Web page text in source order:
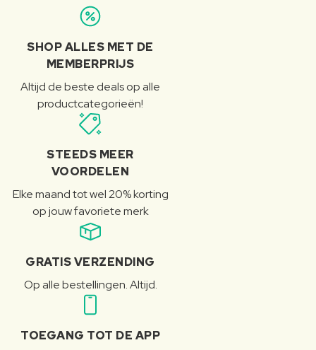
SHOP ALLES MET DE
MEMBERPRIJS
Altijd de beste deals op alle
productcategorieën!
STEEDS MEER
VOORDELEN
Elke maand tot wel 20% korting
op jouw favoriete merk
GRATIS VERZENDING
Op alle bestellingen. Altijd.
TOEGANG TOT DE APP